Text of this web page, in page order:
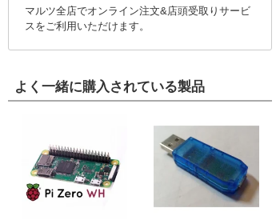
マルツ全店でオンライン注文&店頭受取りサービ
スをご利用いただけます。
よく一緒に購入されている製品